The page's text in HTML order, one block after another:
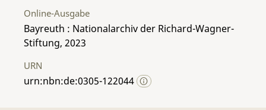
Online-Ausgabe
Bayreuth : Nationalarchiv der Richard-Wagner-
Stiftung, 2023
URN
urn:nbn:de:0305-122044